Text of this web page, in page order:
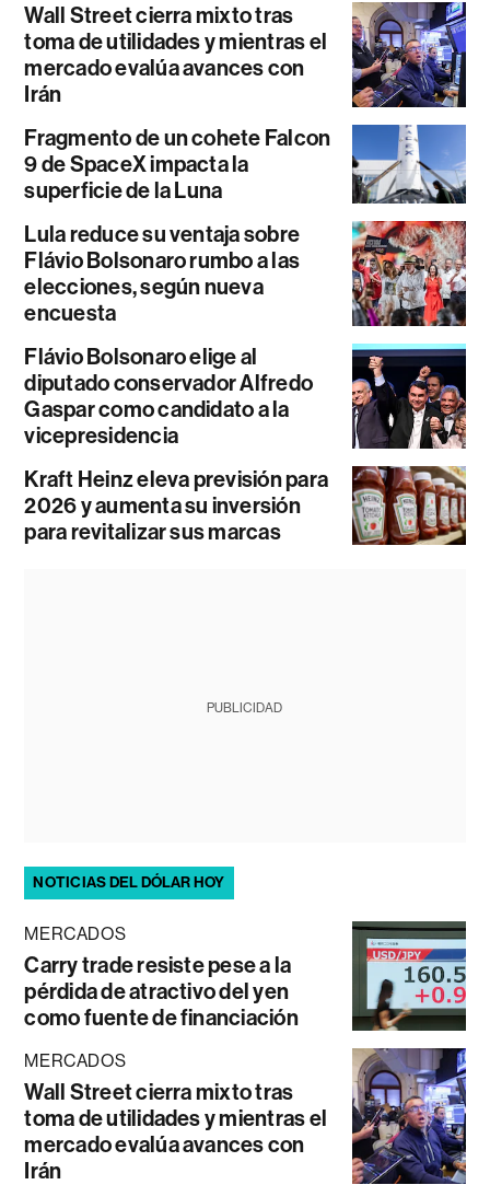
Wall Street cierra mixto tras
toma de utilidades y mientras el
mercado evalúa avances con
Irán
Fragmento de un cohete Falcon
9 de SpaceX impacta la
superficie de la Luna
Lula reduce su ventaja sobre
Flávio Bolsonaro rumbo a las
elecciones, según nueva
encuesta
Flávio Bolsonaro elige al
diputado conservador Alfredo
Gaspar como candidato a la
vicepresidencia
Kraft Heinz eleva previsión para
2026 y aumenta su inversión
para revitalizar sus marcas
PUBLICIDAD
NOTICIAS DEL DÓLAR HOY
MERCADOS
Carry trade resiste pese a la
pérdida de atractivo del yen
como fuente de financiación
MERCADOS
Wall Street cierra mixto tras
toma de utilidades y mientras el
mercado evalúa avances con
Irán